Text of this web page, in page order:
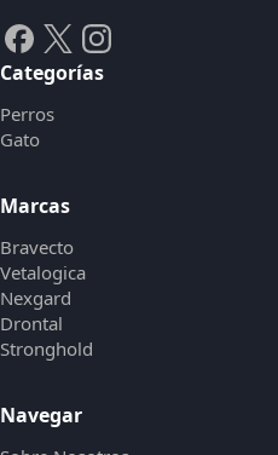
Categorías
Perros
Gato
Marcas
Bravecto
Vetalogica
Nexgard
Drontal
Stronghold
Navegar